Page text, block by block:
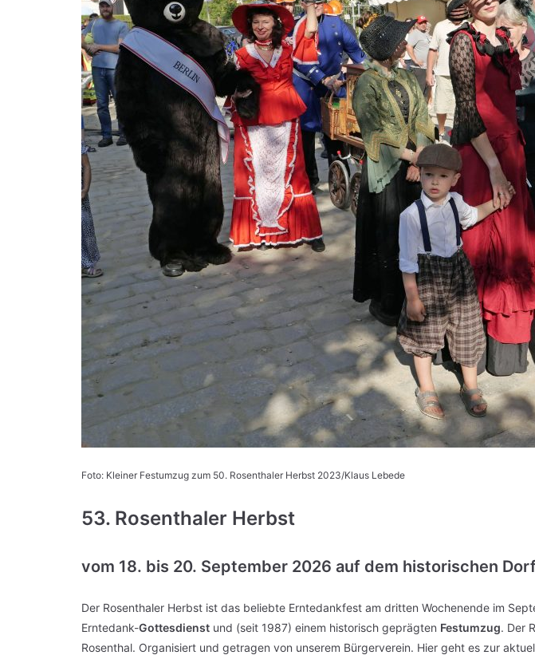
Foto: Kleiner Festumzug zum 50. Rosenthaler Herbst 2023/Klaus Lebede
53. Rosenthaler Herbst
vom 18. bis 20. September 2026 auf dem historischen
Der Rosenthaler Herbst ist das beliebte Erntedankfest am dritten Wochenende im
Erntedank-Gottesdienst und (seit 1987) einem historisch geprägten Festumzug. Der
Rosenthal. Organisiert und getragen von unserem Bürgerverein. Hier geht es zur